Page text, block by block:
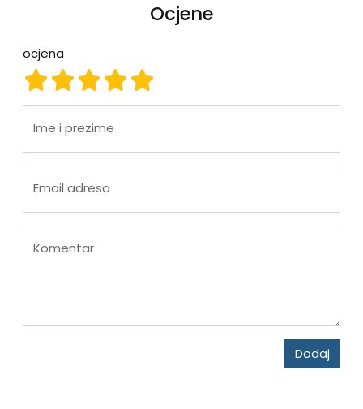
Ocjene
ocjena
ocjena 5
ocjena 4
ocjena 3
ocjena 2
ocjena 1
Ime i prezime
Email adresa
Komentar
Dodaj